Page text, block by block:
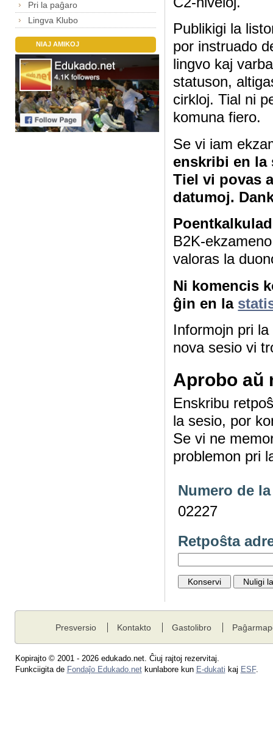
Pri la paĝaro
Lingva Klubo
NIAJ AMIKOJ
Publikigi la
por instruado
lingvo kaj
statuson,
cirkloj. Tial ni
komuna fiero.
Se vi iam
enskribi en la
Tiel vi povas
datumoj.
B2K-
valoras la
Ni komencis
ĝin en la
Informojn pri
nova sesio vi
Aprobo aŭ
Enskribu
la sesio, por
Se vi ne
problemon pri
Numero de
02227
Retpoŝta
Presversio Kontakto Gastolibro
Kopirajto © 2001 - 2026 edukado.net. Ĉiuj rajtoj rezervitaj.
Funkciigita de Fondaĵo Edukado.netkunlabore kun E-dukati kaj ESF.